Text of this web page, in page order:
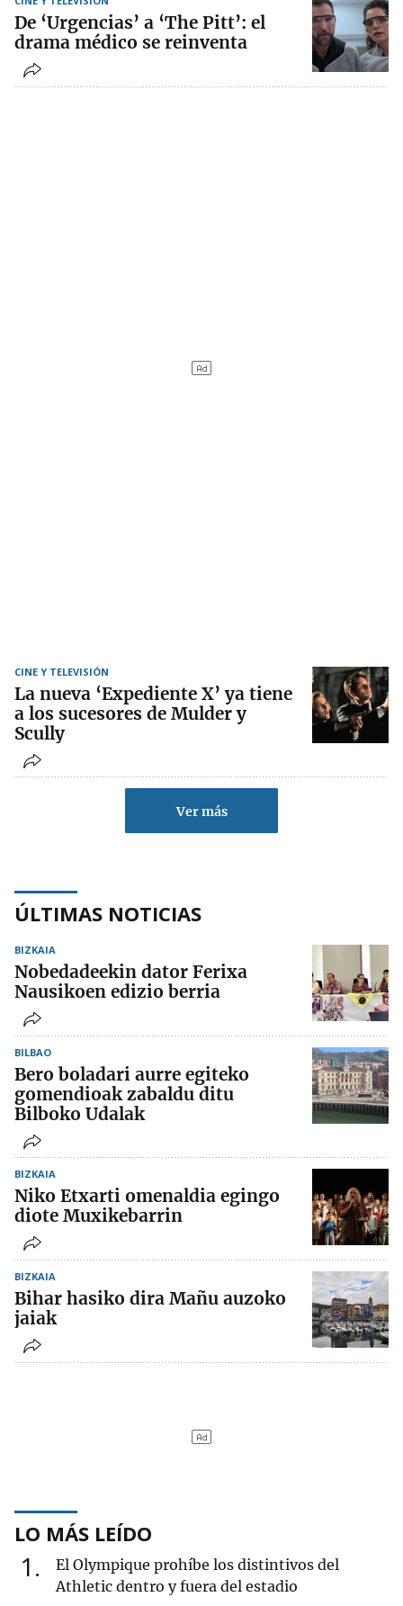
De ‘Urgencias’ a ‘The Pitt’: el
drama médico se reinventa
CINE Y TELEVISIÓN
La nueva ‘Expediente X’ ya tiene
a los sucesores de Mulder y
Scully
Ver más
ÚLTIMAS NOTICIAS
BIZKAIA
Nobedadeekin dator Ferixa
Nausikoen edizio berria
BILBAO
Bero boladari aurre egiteko
gomendioak zabaldu ditu
Bilboko Udalak
BIZKAIA
Niko Etxarti omenaldia egingo
diote Muxikebarrin
BIZKAIA
Bihar hasiko dira Mañu auzoko
jaiak
LO MÁS LEÍDO
1
El Olympique prohíbe los distintivos del
Athletic dentro y fuera del estadio